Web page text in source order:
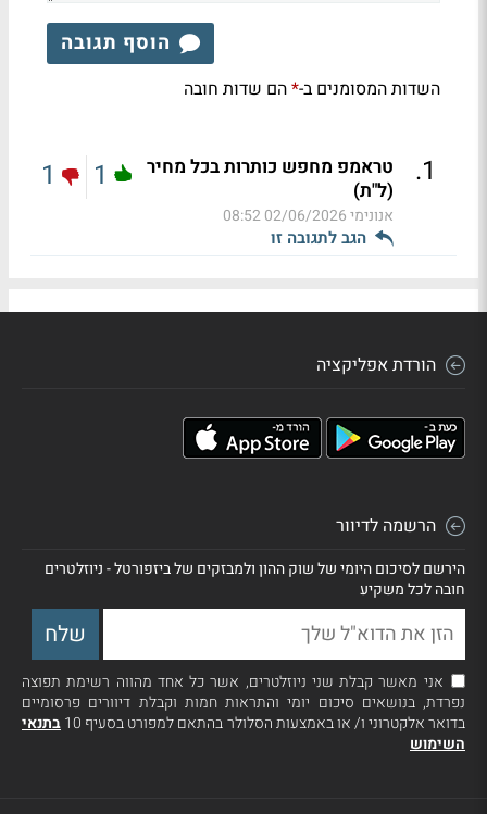
הוסף תגובה
השדות המסומנים ב-*הם שדות חובה
1
.
טראמפ מחפש כותרות בכל מחיר
(ל"ת)
אנונימי02/06/2026 08:52
הגב לתגובה זו
1
1
הורדת אפליקציה
הרשמה לדיוור
הירשם לסיכום היומי של שוק ההון ולמבזקים של ביזפורטל - ניוזלטרים
חובה לכל משקיע
אני מאשר קבלת שני ניוזלטרים, אשר כל אחד מהווה רשימת תפוצה
נפרדת, בנושאים סיכום יומי והתראות חמות וקבלת דיוורים פרסומיים
בדואר אלקטרוני ו/ או באמצעות הסלולר בהתאם למפורט בסעיף 10
בתנאי
השימוש